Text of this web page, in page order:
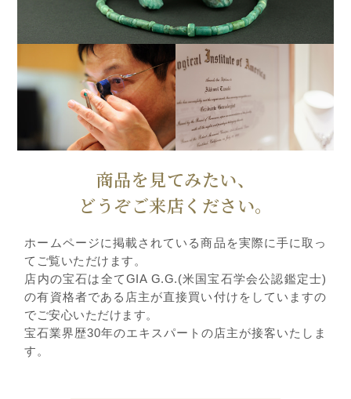
商品を見てみたい、
どうぞご来店ください。
ホームページに掲載されている商品を実際に手に取っ
てご覧いただけます。
店内の宝石は全てGIA G.G.(米国宝石学会公認鑑定士)
の有資格者である店主が直接買い付けをしていますの
でご安心いただけます。
宝石業界歴30年のエキスパートの店主が接客いたしま
す。